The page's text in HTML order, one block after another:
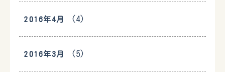
2016年4月 (4)
2016年3月 (5)